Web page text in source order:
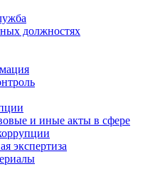
должностях
и иные акты в сфере
экспертиза